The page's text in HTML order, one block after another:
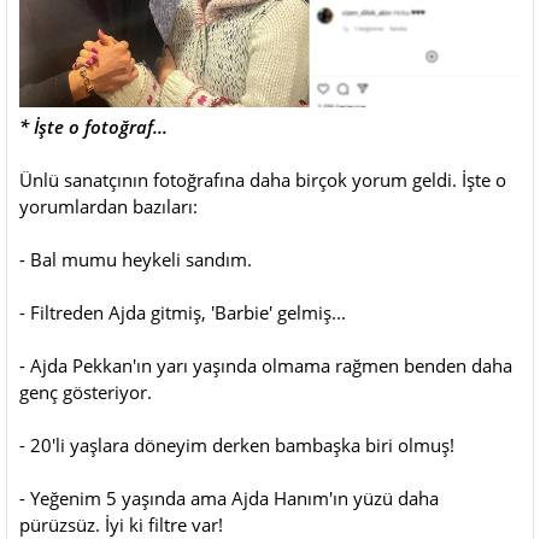
* İşte o fotoğraf...
Ünlü sanatçının fotoğrafına daha birçok yorum geldi. İşte o
yorumlardan bazıları:
- Bal mumu heykeli sandım.
- Filtreden Ajda gitmiş, 'Barbie' gelmiş...
- Ajda Pekkan'ın yarı yaşında olmama rağmen benden daha
genç gösteriyor.
- 20'li yaşlara döneyim derken bambaşka biri olmuş!
- Yeğenim 5 yaşında ama Ajda Hanım'ın yüzü daha
pürüzsüz. İyi ki filtre var!